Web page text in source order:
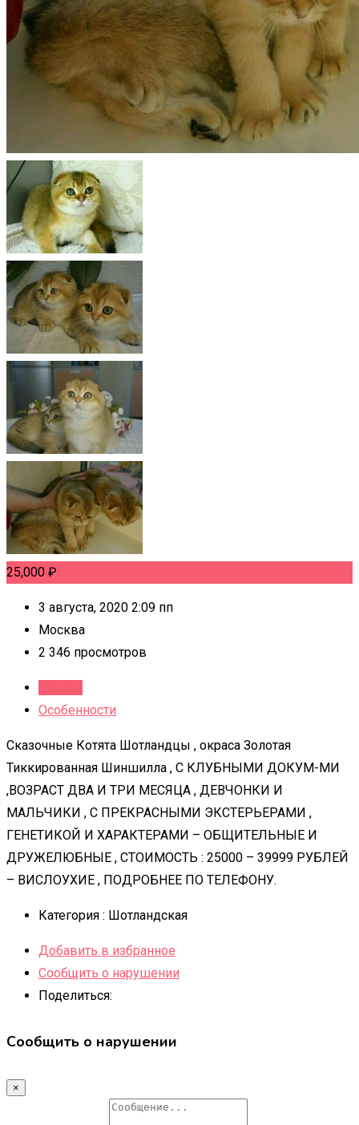
25,000 ₽
3 августа, 2020 2:09 пп
Москва
2 346 просмотров
Особенности
Сказочные Котята Шотландцы , окраса Золотая
Тиккированная Шиншилла , С КЛУБНЫМИ ДОКУМ-МИ
,ВОЗРАСТ ДВА И ТРИ МЕСЯЦА , ДЕВЧОНКИ И
МАЛЬЧИКИ , С ПРЕКРАСНЫМИ ЭКСТЕРЬЕРАМИ ,
ГЕНЕТИКОЙ И ХАРАКТЕРАМИ – ОБЩИТЕЛЬНЫЕ И
ДРУЖЕЛЮБНЫЕ , СТОИМОСТЬ : 25000 – 39999 РУБЛЕЙ
– ВИСЛОУХИЕ , ПОДРОБНЕЕ ПО ТЕЛЕФОНУ.
Категория : Шотландская
Добавить в избранное
Сообщить о нарушении
Поделиться:
Сообщить о нарушении
×